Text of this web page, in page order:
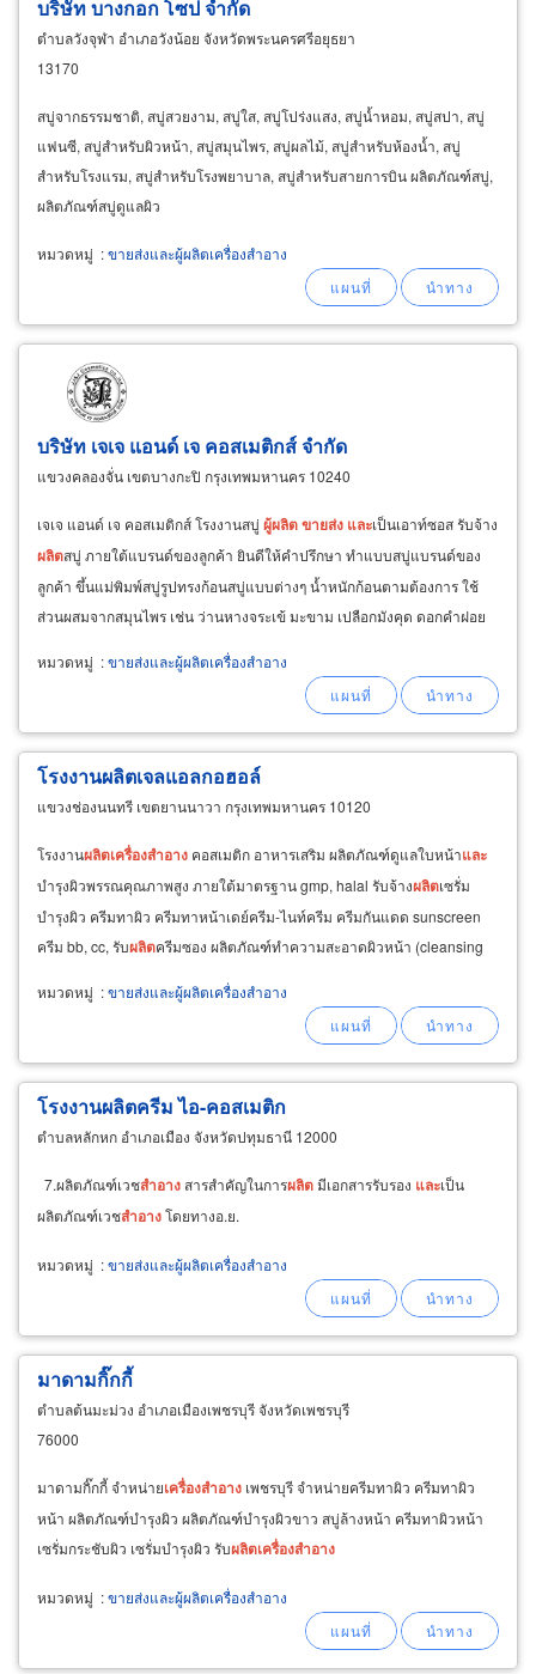
บริษัท บางกอก โซป จำกัด
ตำบลวังจุฬา อำเภอวังน้อย จังหวัดพระนครศรีอยุธยา
13170
สบู่จากธรรมชาติ, สบู่สวยงาม, สบู่ใส, สบู่โปร่งแสง, สบู่น้ำหอม, สบู่สปา, สบู่
แฟนซี, สบู่สำหรับผิวหน้า, สบู่สมุนไพร, สบู่ผลไม้, สบู่สำหรับห้องน้ำ, สบู่
สำหรับโรงแรม, สบู่สำหรับโรงพยาบาล, สบู่สำหรับสายการบิน ผลิตภัณฑ์สบู่,
ผลิตภัณฑ์สบู่ดูแลผิว
หมวดหมู่ :ขายส่งและผู้ผลิตเครื่องสำอาง
บริษัท เจเจ แอนด์ เจ คอสเมติกส์ จำกัด
แขวงคลองจั่น เขตบางกะปิ กรุงเทพมหานคร 10240
เจเจ แอนด์ เจ คอสเมติกส์ โรงงานสบู่ ผู้ผลิตขายส่ง และเป็นเอาท์ซอส รับจ้าง
ผลิตสบู่ ภายใต้แบรนด์ของลูกค้า ยินดีให้คำปรึกษา ทำแบบสบู่แบรนด์ของ
ลูกค้า ขึ้นแม่พิมพ์สบู่รูปทรงก้อนสบู่แบบต่างๆ น้ำหนักก้อนตามต้องการ ใช้
ส่วนผสมจากสมุนไพร เช่น ว่านหางจระเข้ มะขาม เปลือกมังคุด ดอกคำฝอย
หมวดหมู่ :ขายส่งและผู้ผลิตเครื่องสำอาง
โรงงานผลิตเจลแอลกอฮอล์
แขวงช่องนนทรี เขตยานนาวา กรุงเทพมหานคร 10120
โรงงานผลิตเครื่องสำอาง คอสเมติก อาหารเสริม ผลิตภัณฑ์ดูแลใบหน้าและ
บำรุงผิวพรรณคุณภาพสูง ภายใต้มาตรฐาน gmp, halal รับจ้างผลิตเซรั่ม
บำรุงผิว ครีมทาผิว ครีมทาหน้าเดย์ครีม-ไนท์ครีม ครีมกันแดด sunscreen
ครีม bb, cc, รับผลิตครีมซอง ผลิตภัณฑ์ทำความสะอาดผิวหน้า (cleansing
หมวดหมู่ :ขายส่งและผู้ผลิตเครื่องสำอาง
โรงงานผลิตครีม ไอ-คอสเมติก
ตำบลหลักหก อำเภอเมือง จังหวัดปทุมธานี 12000
7.ผลิตภัณฑ์เวชสำอาง สารสำคัญในการผลิตมีเอกสารรับรอง และเป็น
ผลิตภัณฑ์เวชสำอางโดยทางอ.ย.
หมวดหมู่ :ขายส่งและผู้ผลิตเครื่องสำอาง
มาดามกิ๊กกี้
ตำบลต้นมะม่วง อำเภอเมืองเพชรบุรี จังหวัดเพชรบุรี
76000
มาดามกิ๊กกี้ จำหน่ายเครื่องสำอาง เพชรบุรี จำหน่ายครีมทาผิว ครีมทาผิว
หน้า ผลิตภัณฑ์บำรุงผิว ผลิตภัณฑ์บำรุงผิวขาว สบู่ล้างหน้า ครีมทาผิวหน้า
เซรั่มกระชับผิว เซรั่มบำรุงผิว รับผลิตเครื่องสำอาง
หมวดหมู่ :ขายส่งและผู้ผลิตเครื่องสำอาง